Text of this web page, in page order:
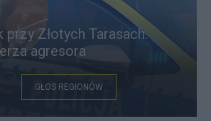
przy Złotych Tarasach.
agresora
GŁOS REGIONÓW